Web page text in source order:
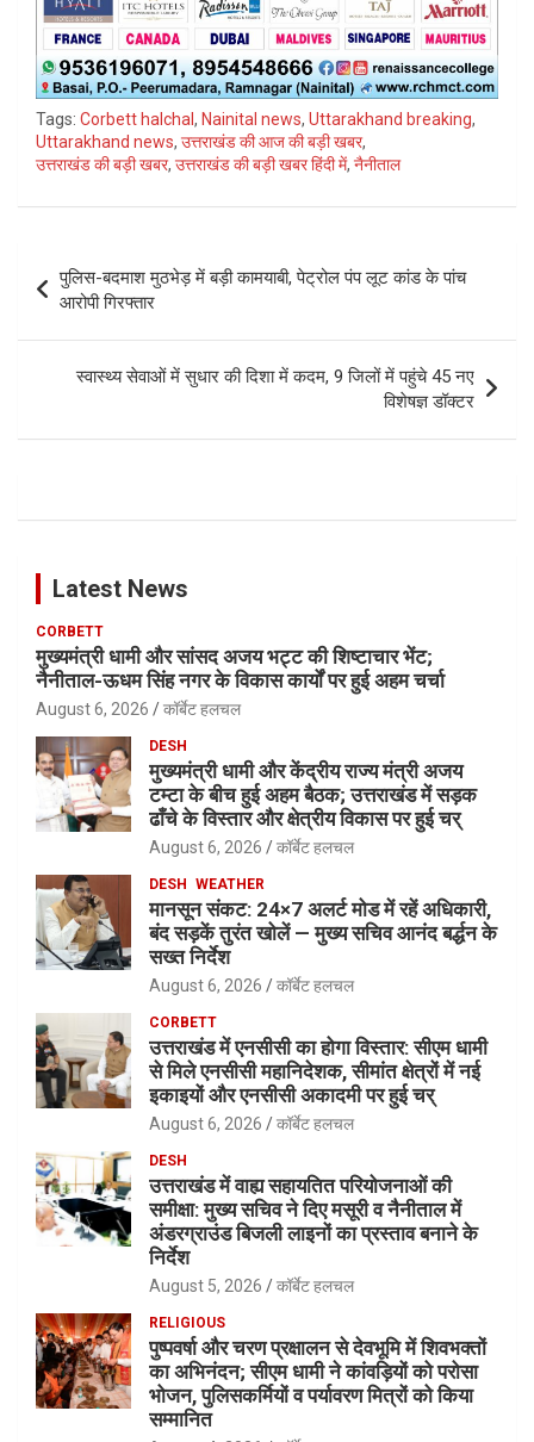
Tags: Corbett halchal, Nainital news, Uttarakhand breaking,
Uttarakhand news, उत्तराखंड की आज की बड़ी खबर,
उत्तराखंड की बड़ी खबर, उत्तराखंड की बड़ी खबर हिंदी में, नैनीताल
navigation
पुलिस-बदमाश मुठभेड़ में बड़ी कामयाबी, पेट्रोल पंप लूट कांड के पांच
आरोपी गिरफ्तार
स्वास्थ्य सेवाओं में सुधार की दिशा में कदम, 9 जिलों में पहुंचे 45 नए
विशेषज्ञ डॉक्टर
Latest News
CORBETT
मुख्यमंत्री धामी और सांसद अजय भट्ट की शिष्टाचार भेंट;
नैनीताल-ऊधम सिंह नगर के विकास कार्यों पर हुई अहम चर्चा
August 6, 2026 कॉर्बेट हलचल
DESH
मुख्यमंत्री धामी और केंद्रीय राज्य मंत्री अजय
टम्टा के बीच हुई अहम बैठक; उत्तराखंड में सड़क
ढाँचे के विस्तार और क्षेत्रीय विकास पर हुई चर्
August 6, 2026 कॉर्बेट हलचल
DESH WEATHER
मानसून संकट: 24×7 अलर्ट मोड में रहें अधिकारी,
बंद सड़कें तुरंत खोलें — मुख्य सचिव आनंद बर्द्धन के
सख्त निर्देश
August 6, 2026 कॉर्बेट हलचल
CORBETT
उत्तराखंड में एनसीसी का होगा विस्तार: सीएम धामी
से मिले एनसीसी महानिदेशक, सीमांत क्षेत्रों में नई
इकाइयों और एनसीसी अकादमी पर हुई चर्
August 6, 2026 कॉर्बेट हलचल
DESH
उत्तराखंड में वाह्य सहायतित परियोजनाओं की
समीक्षा: मुख्य सचिव ने दिए मसूरी व नैनीताल में
अंडरग्राउंड बिजली लाइनों का प्रस्ताव बनाने के
निर्देश
August 5, 2026 कॉर्बेट हलचल
RELIGIOUS
पुष्पवर्षा और चरण प्रक्षालन से देवभूमि में शिवभक्तों
का अभिनंदन; सीएम धामी ने कांवड़ियों को परोसा
भोजन, पुलिसकर्मियों व पर्यावरण मित्रों को किया
सम्मानित